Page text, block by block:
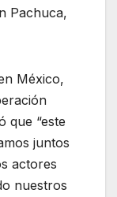
Pachuca,
México,
que “este
juntos
actores
nuestros